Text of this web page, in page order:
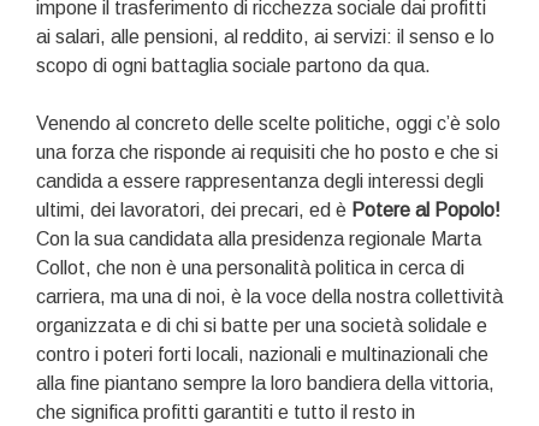
impone il trasferimento di ricchezza sociale dai profitti
ai salari, alle pensioni, al reddito, ai servizi: il senso e lo
scopo di ogni battaglia sociale partono da qua.
Venendo al concreto delle scelte politiche, oggi c’è solo
una forza che risponde ai requisiti che ho posto e che si
candida a essere rappresentanza degli interessi degli
ultimi, dei lavoratori, dei precari, ed è Potere al Popolo!
Con la sua candidata alla presidenza regionale Marta
Collot, che non è una personalità politica in cerca di
carriera, ma una di noi, è la voce della nostra collettività
organizzata e di chi si batte per una società solidale e
contro i poteri forti locali, nazionali e multinazionali che
alla fine piantano sempre la loro bandiera della vittoria,
che significa profitti garantiti e tutto il resto in